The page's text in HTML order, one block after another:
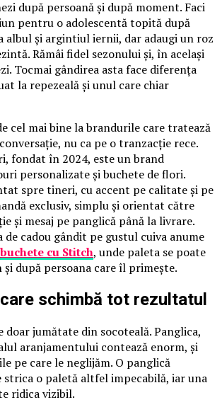
după persoană și după moment. Faci
pentru o adolescentă topită după
albul și argintiul iernii, dar adaugi un roz
Rămâi fidel sezonului și, în același
Tocmai gândirea asta face diferența
la repezeală și unul care chiar
cel mai bine la brandurile care tratează
nu ca pe o tranzacție rece.
fondat în 2024, este un brand
personalizate și buchete de flori.
spre tineri, cu accent pe calitate și pe
exclusiv, simplu și orientat către
și mesaj pe panglică până la livrare.
cadou gândit pe gustul cuiva anume
buchete cu Stitch, unde paleta se poate
și după persoana care îl primește.
schimbă tot rezultatul
doar jumătate din socoteală. Panglica,
aranjamentului contează enorm, și
pe care le neglijăm. O panglică
o paletă altfel impecabilă, iar una
ridica vizibil.